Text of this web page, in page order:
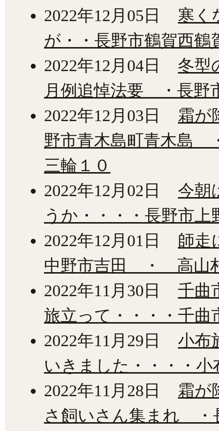
2022年12月05日
寒く
が・・長野市鶴賀西
2022年12月04日
冬型
月例追悼法要 ・長野
2022年12月03日
霜が
野市青木島町青木島
三輪１０
2022年12月02日
今朝
うか・・・・長野市上
2022年12月01日
師走
中野市吉田 ・ 高山
2022年11月30日
千曲
旅立って・・・・千
2022年11月29日
小布
いきました・・・・
2022年11月28日
霜が
さ飼いさん集まれ ・